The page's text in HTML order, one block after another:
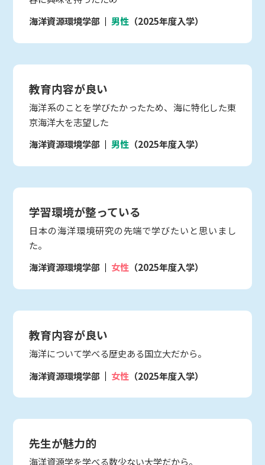
海洋資源環境学部
男性 （2025年度入学）
教育内容が良い
海洋系のことを学びたかったため、海に特化した東
京海洋大を志望した
海洋資源環境学部
男性 （2025年度入学）
学習環境が整っている
日本の海洋環境研究の先端で学びたいと思いまし
た。
海洋資源環境学部
女性 （2025年度入学）
教育内容が良い
海洋について学べる歴史ある国立大だから。
海洋資源環境学部
女性 （2025年度入学）
先生が魅力的
海洋資源学を学べる数少ない大学だから。